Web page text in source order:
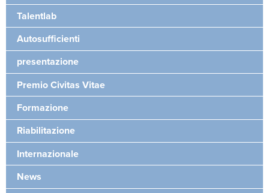
Talentlab
Autosufficienti
presentazione
Premio Civitas Vitae
Formazione
Riabilitazione
Internazionale
News